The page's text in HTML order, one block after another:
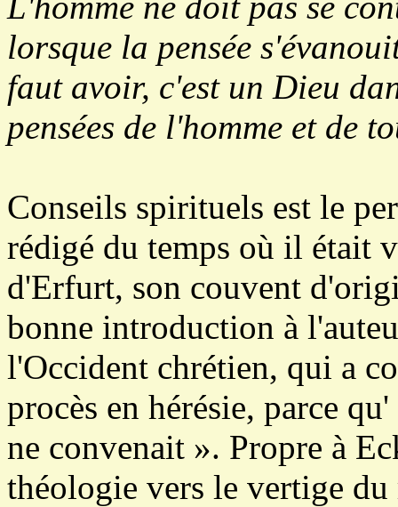
lorsque la pensée
faut avoir, c'est un Dieu
pensées de l'homme et de
Conseils spirituels est le
rédigé du temps où il était
d'Erfurt, son couvent
bonne introduction à
l'Occident chrétien, qui a
procès en hérésie, parce
ne convenait ». Propre à
théologie vers le vertige